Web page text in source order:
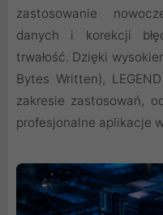
zastosowanie
danych i korekcji
trwałość. Dzięki
Bytes Written),
zakresie zastosowań,
profesjonalne aplikacje